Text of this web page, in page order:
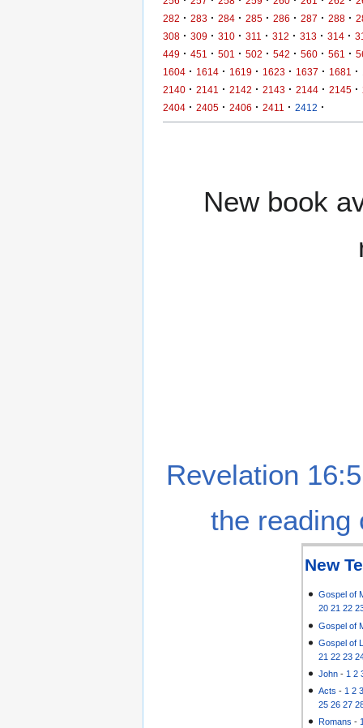
282 · 283 · 284 · 285 · 286 · 287 · 288 ·
308 · 309 · 310 · 311 · 312 · 313 · 314 ·
449 · 451 · 501 · 502 · 542 · 560 · 561 ·
1604 · 1614 · 1619 · 1623 · 1637 · 1681 ·
2140 · 2141 · 2142 · 2143 · 2144 · 2145 ·
2404 · 2405 · 2406 · 2411 · 2412 ·
New book
Revelation
the reading
New
Gospel of
20 21 22
Gospel of
Gospel of
21 22 23
John - 1 2
Acts - 1 2
25 26 27
Romans -